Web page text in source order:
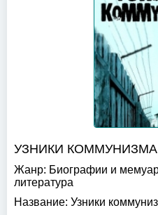
УЗНИКИ КОММУНИЗМА
Жанр: Биографии и
литература
Название: Узники